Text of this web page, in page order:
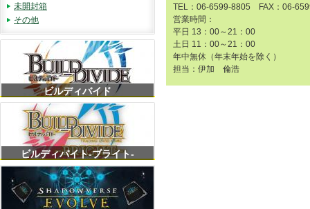
TEL：06-6599-8805 FAX：06-
営業時間：
平日 13：00～21：00
土日 11：00～21：00
年中無休（年末年始を除く）
担当：伊加 倫浩
未開封箱
その他
ビルディバイド
ビルディバイト-ブライト-